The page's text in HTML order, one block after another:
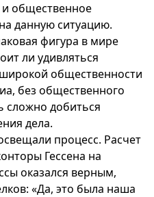
общественное
данную ситуацию.
фигура в мире
ли удивляться
общественности
без общественного
сложно добиться
дела.
процесс. Расчет
Гессена на
оказался верным,
«Да, это была наша